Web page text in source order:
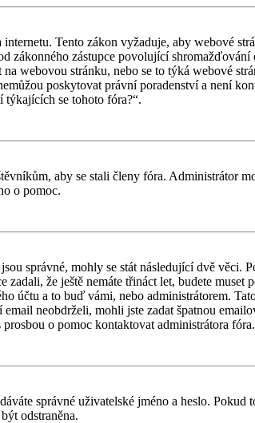
Tento zákon vyžaduje, aby webové
zákonného zástupce povolující
webovou stránku, nebo se to týká webové
poskytovat právní poradenství a není
týkajících se tohoto fóra?“.
aby se stali členy fóra. Administrátor
o pomoc.
správné, mohly se stát následující dvě věci.
že ještě nemáte třináct let, budete
účtu a to buď vámi, nebo administrátorem.
neobdrželi, mohli jste zadat špatnou
o pomoc kontaktovat administrátora fóra.
správné uživatelské jméno a heslo.
odstraněna.